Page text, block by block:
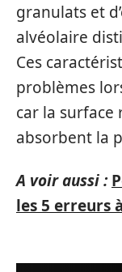
granulats et
alvéolaire
Ces
problèmes
car la surface
absorbent la
A voir aussi :
les 5 erreurs